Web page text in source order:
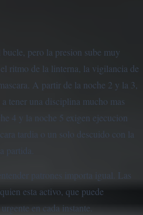
pero la presion sube muy
ritmo de la linterna, la vigilancia de
A partir de la noche 2 y la 3,
tener una disciplina mucho mas
4 y la noche 5 exigen ejecucion
tardia o un solo descuido con la
patrones importa igual. Las
esta activo, que puede
en cada instante.